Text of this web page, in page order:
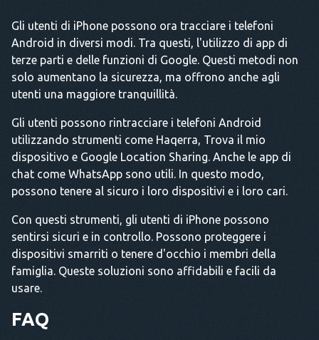
Gli utenti di iPhone possono ora tracciare i telefoni
Android in diversi modi. Tra questi, l'utilizzo di app di
terze parti e delle funzioni di Google. Questi metodi non
solo aumentano la sicurezza, ma offrono anche agli
utenti una maggiore tranquillità.
Gli utenti possono rintracciare i telefoni Android
utilizzando strumenti come Haqerra, Trova il mio
dispositivo e Google Location Sharing. Anche le app di
chat come WhatsApp sono utili. In questo modo,
possono tenere al sicuro i loro dispositivi e i loro cari.
Con questi strumenti, gli utenti di iPhone possono
sentirsi sicuri e in controllo. Possono proteggere i
dispositivi smarriti o tenere d'occhio i membri della
famiglia. Queste soluzioni sono affidabili e facili da
usare.
FAQ